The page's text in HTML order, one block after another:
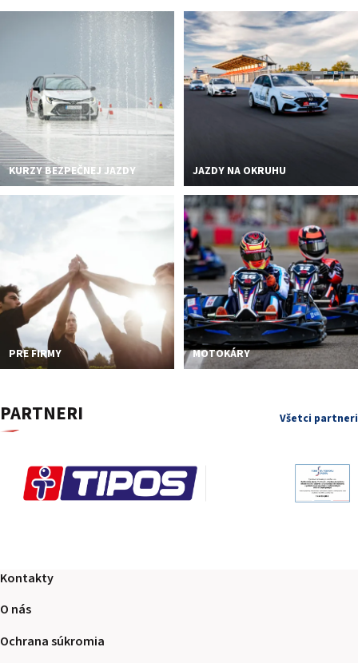
PODUJATIA 2026
KURZY BEZPEČNEJ JAZDY JAZDY NA OKRUHU
PRE FIRMY MOTOKÁRY
PARTNERI Všetci partneri
Kontakty
O nás
Ochrana súkromia